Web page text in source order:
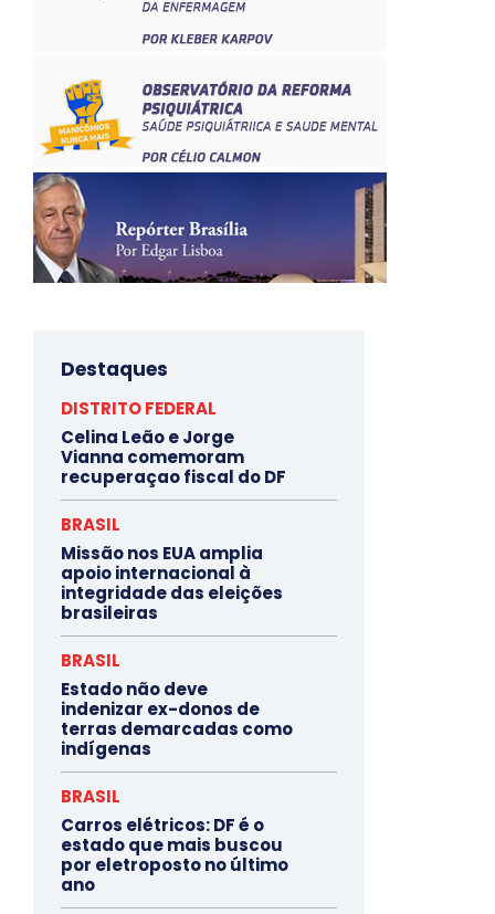
Destaques
DISTRITO FEDERAL
Celina Leão e Jorge
Vianna comemoram
recuperaçao fiscal do DF
BRASIL
Missão nos EUA amplia
apoio internacional à
integridade das eleições
brasileiras
BRASIL
Estado não deve
indenizar ex-donos de
terras demarcadas como
indígenas
BRASIL
Carros elétricos: DF é o
estado que mais buscou
por eletroposto no último
ano